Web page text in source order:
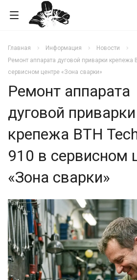
Главная Информация
Новости
Ремонт аппарата дуговой приварки крепежа
сервисном центре «Зона сварки»
Ремонт аппарата
дуговой приварки
крепежа BTH
910 в сервисном
«Зона сварки»